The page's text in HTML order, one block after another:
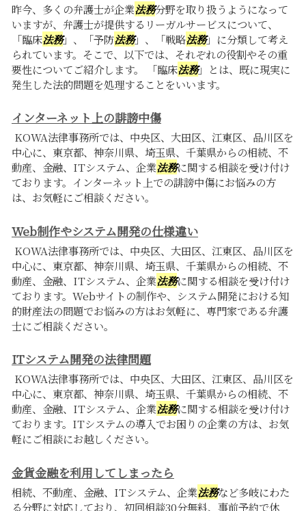
昨今、多くの弁護士が企業法務分野を取り扱うようになって
いますが、弁護士が提供するリーガルサービスについて、
「臨床法務」、「予防法務」、「戦略法務」に分類して考え
られています。そこで、以下では、それぞれの役割やその重
要性についてご紹介します。 「臨床法務」とは、既に現実に
発生した法的問題を処理することをいいます。
インターネット上の誹謗中傷
KOWA法律事務所では、中央区、大田区、江東区、品川区を
中心に、東京都、神奈川県、埼玉県、千葉県からの相続、不
動産、金融、ITシステム、企業法務に関する相談を受け付け
ております。インターネット上での誹謗中傷にお悩みの方
は、お気軽にご相談ください。
Web制作やシステム開発の仕様違い
KOWA法律事務所では、中央区、大田区、江東区、品川区を
中心に、東京都、神奈川県、埼玉県、千葉県からの相続、不
動産、金融、ITシステム、企業法務に関する相談を受け付け
ております。Webサイトの制作や、システム開発における知
的財産法の問題でお悩みの方はお気軽に、専門家である弁護
士にご相談ください。
ITシステム開発の法律問題
KOWA法律事務所では、中央区、大田区、江東区、品川区を
中心に、東京都、神奈川県、埼玉県、千葉県からの相続、不
動産、金融、ITシステム、企業法務に関する相談を受け付け
ております。ITシステムの導入でお困りの企業の方は、お気
軽にご相談にお越しください。
金貨金融を利用してしまったら
相続、不動産、金融、ITシステム、企業法務など多岐にわた
る分野に対応しており、初回相談30分無料、事前予約で休